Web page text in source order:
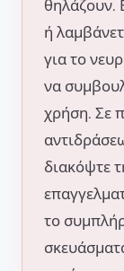
θηλάζουν.
ή
για το
να
χρήση. Σε
διακόψτε
το